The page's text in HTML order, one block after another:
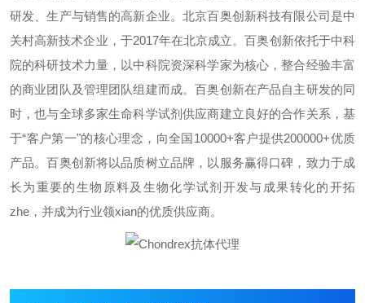
研发、生产与销售的高新企业。北京百奥创新科技有限公司是中
关村高新技术企业，于2017年在北京成立。百奥创新依托于中科
院的科研技术力量，以中科院资深科学家为核心，整合经验丰富
的商业团队及管理团队组建而成。百奥创新在产品自主研发的同
时，也与全球多家生命科学试剂供应商建立良好的合作关系，基
于“客户第一"的核心理念，向全国10000+客户提供200000+优质
产品。百奥创新将以品质树立品牌，以服务赢得口碑，致力于成
长为重要的生物原料及生物化学试剂开发与成果转化的开拓
zhe，并成为行业领xian的优质供应商。